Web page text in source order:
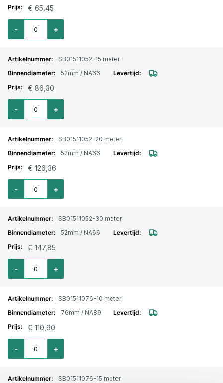
€ 65,45
Aantal voor Plat oprolbare / brandweerslang voor bouw en industrie
+
-
SB01511052-15 meter
52mm / NA66
€ 86,30
Aantal voor Plat oprolbare / brandweerslang voor bouw en industrie
+
-
SB01511052-20 meter
52mm / NA66
€ 126,36
Aantal voor Plat oprolbare / brandweerslang voor bouw en industrie
+
-
SB01511052-30 meter
52mm / NA66
€ 147,85
Aantal voor Plat oprolbare / brandweerslang voor bouw en industrie
+
-
SB01511076-10 meter
76mm / NA89
€ 110,90
Aantal voor Plat oprolbare / brandweerslang voor bouw en industrie
+
-
SB01511076-15 meter